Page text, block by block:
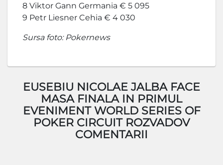
8 Viktor Gann Germania € 5 095
9 Petr Liesner Cehia € 4 030
Sursa foto: Pokernews
EUSEBIU NICOLAE JALBA FACE
MASA FINALA IN PRIMUL
EVENIMENT WORLD SERIES OF
POKER CIRCUIT ROZVADOV
COMENTARII